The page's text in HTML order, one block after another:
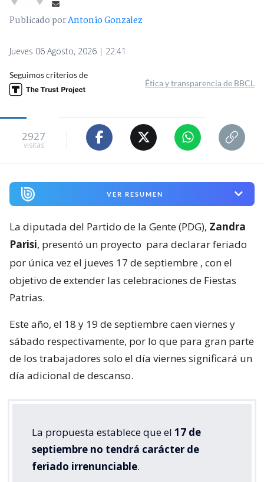
Publicado porAntonio Gonzalez
Jueves 06 Agosto, 2026 | 22:41
Seguimos criterios de
Ética y transparencia de BBCL
2927
visitas
VER RESUMEN
La diputada del Partido de la Gente (PDG), Zandra
Parisi, presentó un proyecto para declarar feriado
por única vez el jueves 17 de septiembre , con el
objetivo de extender las celebraciones de Fiestas
Patrias.
Este año, el 18 y 19 de septiembre caen viernes y
sábado respectivamente, por lo que para gran parte
de los trabajadores solo el día viernes significará un
día adicional de descanso.
La propuesta establece que el 17 de
septiembre no tendrá carácter de
feriado irrenunciable.